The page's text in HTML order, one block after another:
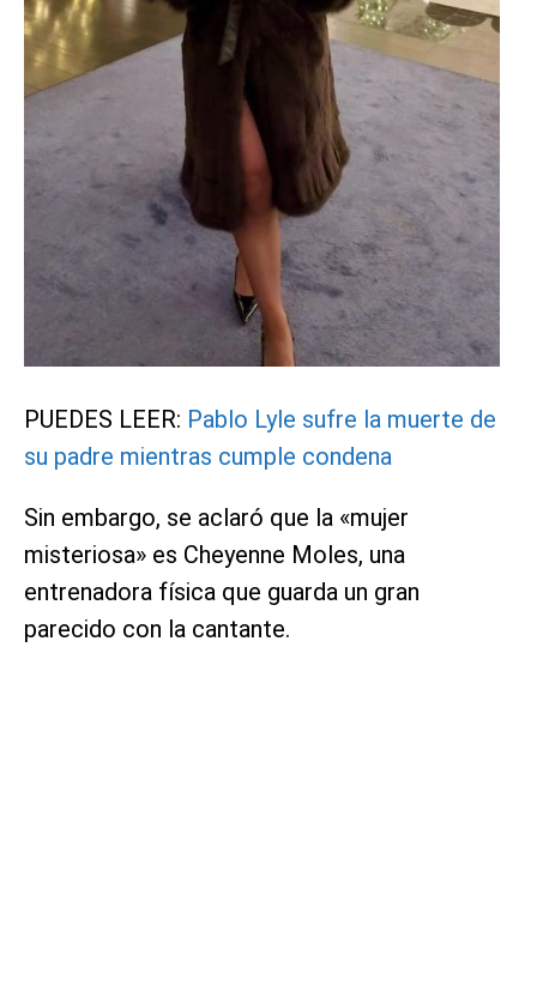
PUEDES LEER: Pablo Lyle sufre la muerte de
su padre mientras cumple condena
Sin embargo, se aclaró que la «mujer
misteriosa» es Cheyenne Moles, una
entrenadora física que guarda un gran
parecido con la cantante.